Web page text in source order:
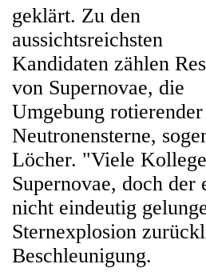
geklärt. Zu den
aussichtsreichsten
Kandidaten zählen
von Supernovae, die
Umgebung rotierender
Neutronensterne,
Löcher. "Viele
Supernovae, doch
nicht eindeutig
Sternexplosion
Beschleunigung.